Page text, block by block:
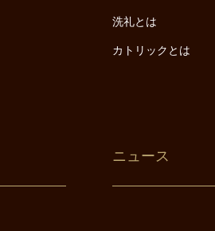
洗礼とは
カトリックとは
ニュース